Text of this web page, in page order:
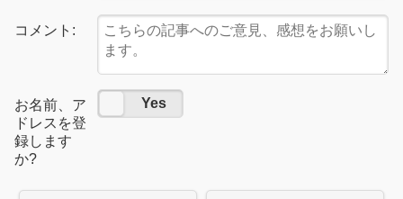
コメント:
お名前、ア
ドレスを登
録します
か?
No Yes